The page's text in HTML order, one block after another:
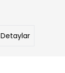
Detaylar